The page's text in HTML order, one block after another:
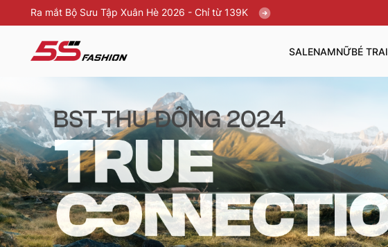
Ra mắt Bộ Sưu Tập Xuân Hè 2026 - Chỉ từ 139K
SALENAMNỮBÉ TRAI